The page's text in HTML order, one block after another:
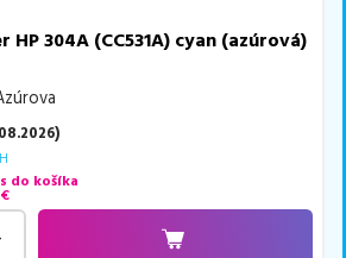
HP 304A (CC531A) cyan (azúrová)
)
do košíka
€